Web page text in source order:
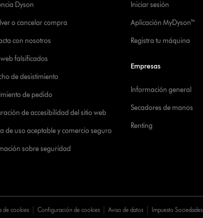
Dyson
o cancelar compra
con nosotros
web falsificados
de desistimiento
de pedido
de accesibilidad del sitio web
de uso aceptable y comercio seguro
sobre seguridad
Iniciar sesión
Aplicación MyDyson™
Registra tu máquina
Empresas
Información general
Secadores de manos
Renting
de cookies Configuración de cookies Aviso de datos Impuesto Sociedades